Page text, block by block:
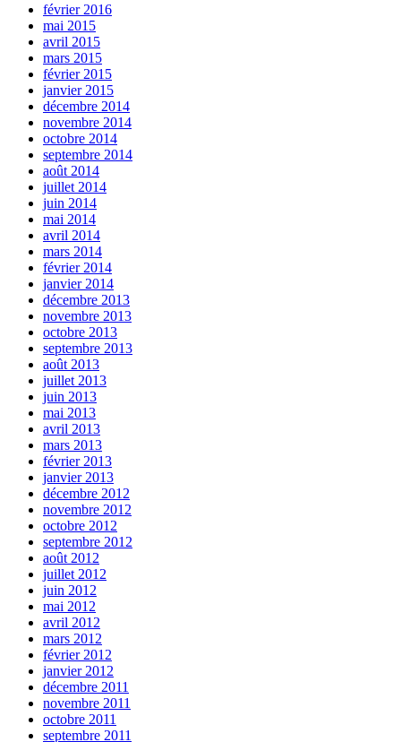
février 2016
mai 2015
avril 2015
mars 2015
février 2015
janvier 2015
décembre 2014
novembre 2014
octobre 2014
septembre 2014
août 2014
juillet 2014
juin 2014
mai 2014
avril 2014
mars 2014
février 2014
janvier 2014
décembre 2013
novembre 2013
octobre 2013
septembre 2013
août 2013
juillet 2013
juin 2013
mai 2013
avril 2013
mars 2013
février 2013
janvier 2013
décembre 2012
novembre 2012
octobre 2012
septembre 2012
août 2012
juillet 2012
juin 2012
mai 2012
avril 2012
mars 2012
février 2012
janvier 2012
décembre 2011
novembre 2011
octobre 2011
septembre 2011